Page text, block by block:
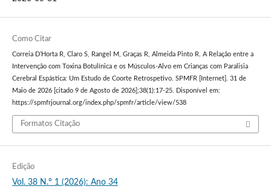
Como Citar
Correia D’Horta R, Claro S, Rangel M, Graças R, Almeida Pinto R. A Relação entre a
Intervenção com Toxina Botulínica e os Músculos-Alvo em Crianças com Paralisia
Cerebral Espástica: Um Estudo de Coorte Retrospetivo. SPMFR [Internet]. 31 de
Maio de 2026 [citado 9 de Agosto de 2026];38(1):17-25. Disponível em:
https://spmfrjournal.org/index.php/spmfr/article/view/538
Formatos Citação
Edição
Vol. 38 N.º 1 (2026): Ano 34